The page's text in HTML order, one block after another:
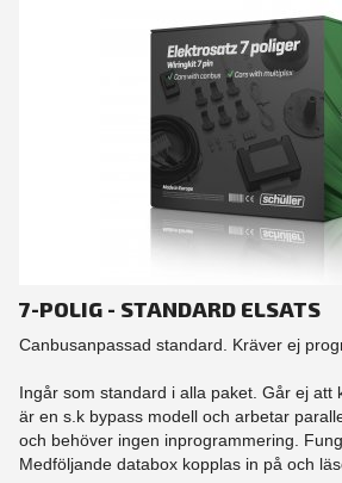
7-POLIG - STANDARD ELSATS
Canbusanpassad standard. Kräver ej
Ingår som standard i alla paket. Går ej att
är en s.k bypass modell och arbetar
och behöver ingen inprogrammering.
Medföljande databox kopplas in på och